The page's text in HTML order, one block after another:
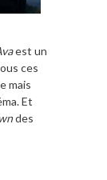
est un
ces
mais
Et
des